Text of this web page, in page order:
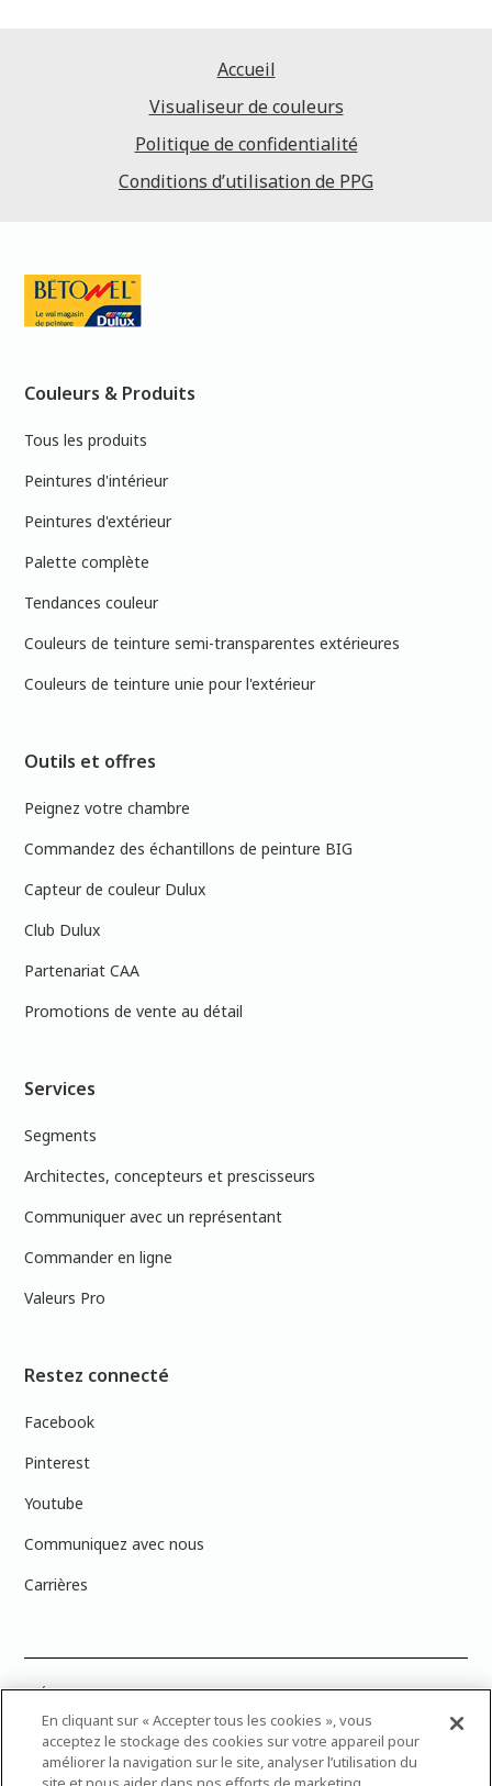
Accueil
Visualiseur de couleurs
Politique de confidentialité
Conditions d’utilisation de PPG
Couleurs & Produits
Tous les produits
Peintures d'intérieur
Peintures d'extérieur
Palette complète
Tendances couleur
Couleurs de teinture semi-transparentes extérieures
Couleurs de teinture unie pour l'extérieur
Outils et offres
Peignez votre chambre
Commandez des échantillons de peinture BIG
Capteur de couleur Dulux
Club Dulux
Partenariat CAA
Promotions de vente au détail
Services
Segments
Architectes, concepteurs et prescisseurs
Communiquer avec un représentant
Commander en ligne
Valeurs Pro
Restez connecté
Facebook
Pinterest
Youtube
Communiquez avec nous
Carrières
PRÉCISION DES COULEURS : Veuillez noter que les couleurs affichées à
l’écran peuvent ne pas correspondre exactement aux couleurs de
peinture réelles en raison des variations de calibration des écrans.
Vous pouvez apporter les numéros d’échantillons de couleur de
peinture dans votre magasin Dulux Peintures le plus proche afin de
En cliquant sur « Accepter tous les cookies », vous
acceptez le stockage des cookies sur votre appareil pour
améliorer la navigation sur le site, analyser l’utilisation du